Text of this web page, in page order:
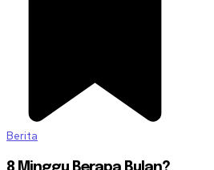
Berita